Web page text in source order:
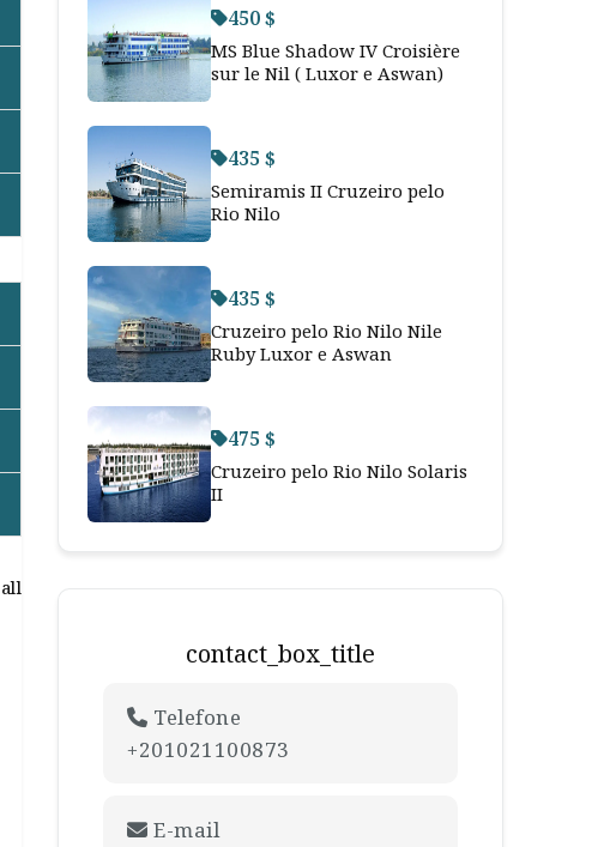
450 $
MS Blue Shadow IV Croisière
sur le Nil ( Luxor e Aswan)
435 $
Semiramis II Cruzeiro pelo
Rio Nilo
435 $
Cruzeiro pelo Rio Nilo Nile
Ruby Luxor e Aswan
475 $
Cruzeiro pelo Rio Nilo Solaris
II
contact_box_title
Telefone
+201021100873
E-mail